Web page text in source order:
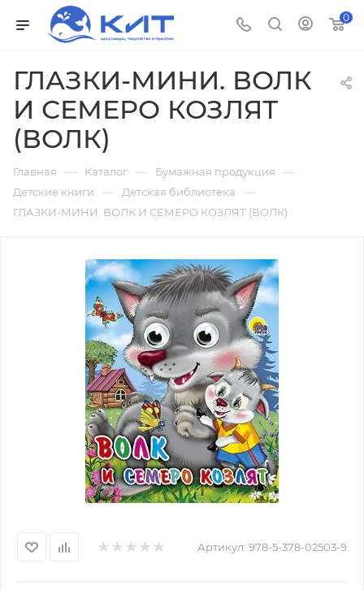
0
ГЛАЗКИ-МИНИ. ВОЛК
И СЕМЕРО КОЗЛЯТ
(ВОЛК)
Главная — Каталог — Бумажная продукция —
Детские книги — Детская библиотека —
ГЛАЗКИ-МИНИ. ВОЛК И СЕМЕРО КОЗЛЯТ (ВОЛК)
Артикул: 978-5-378-02503-9